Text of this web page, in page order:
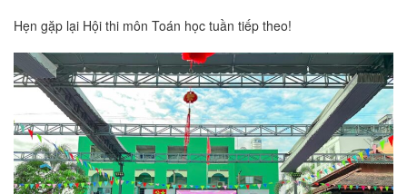
Hẹn gặp lại Hội thi môn Toán học tuần tiếp theo!